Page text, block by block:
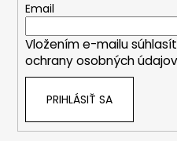
Email
Vložením e-mailu
ochrany osobných údajov
PRIHLÁSIŤ SA